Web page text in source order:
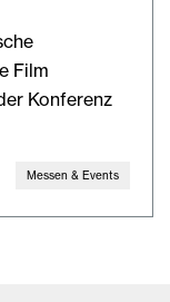
Film
Konferenz
Messen & Events